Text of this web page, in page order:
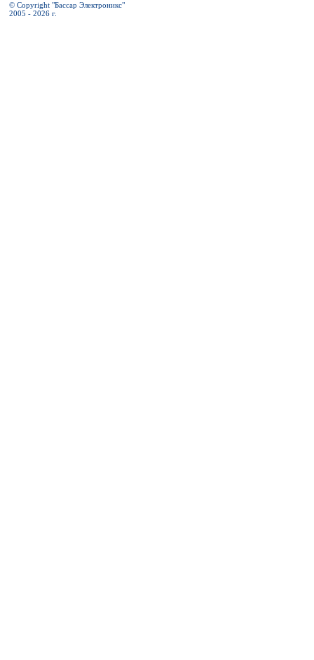
© Copyright "Бассар Электроникс"
2005 - 2026 г.